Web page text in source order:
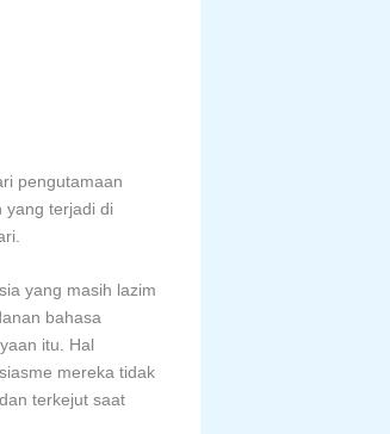
pengutamaan
yang terjadi di
yang masih lazim
bahasa
itu. Hal
mereka tidak
terkejut saat